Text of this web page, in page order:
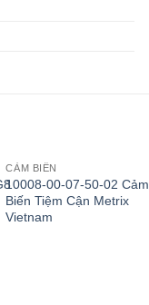
CẢM BIẾN
10008-00-07-50-02 Cảm
Biến Tiệm Cận Metrix
Vietnam